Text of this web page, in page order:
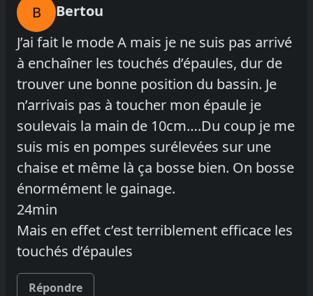
B
Bertou
J’ai fait le mode A mais je ne suis pas arrivé
à enchaîner les touchés d’épaules, dur de
trouver une bonne position du bassin. Je
n’arrivais pas à toucher mon épaule je
soulevais la main de 10cm….Du coup je me
suis mis en pompes surélevées sur une
chaise et même là ça bosse bien. On bosse
énormément le gainage.
24min
Mais en effet c’est terriblement efficace les
touchés d’épaules
Répondre